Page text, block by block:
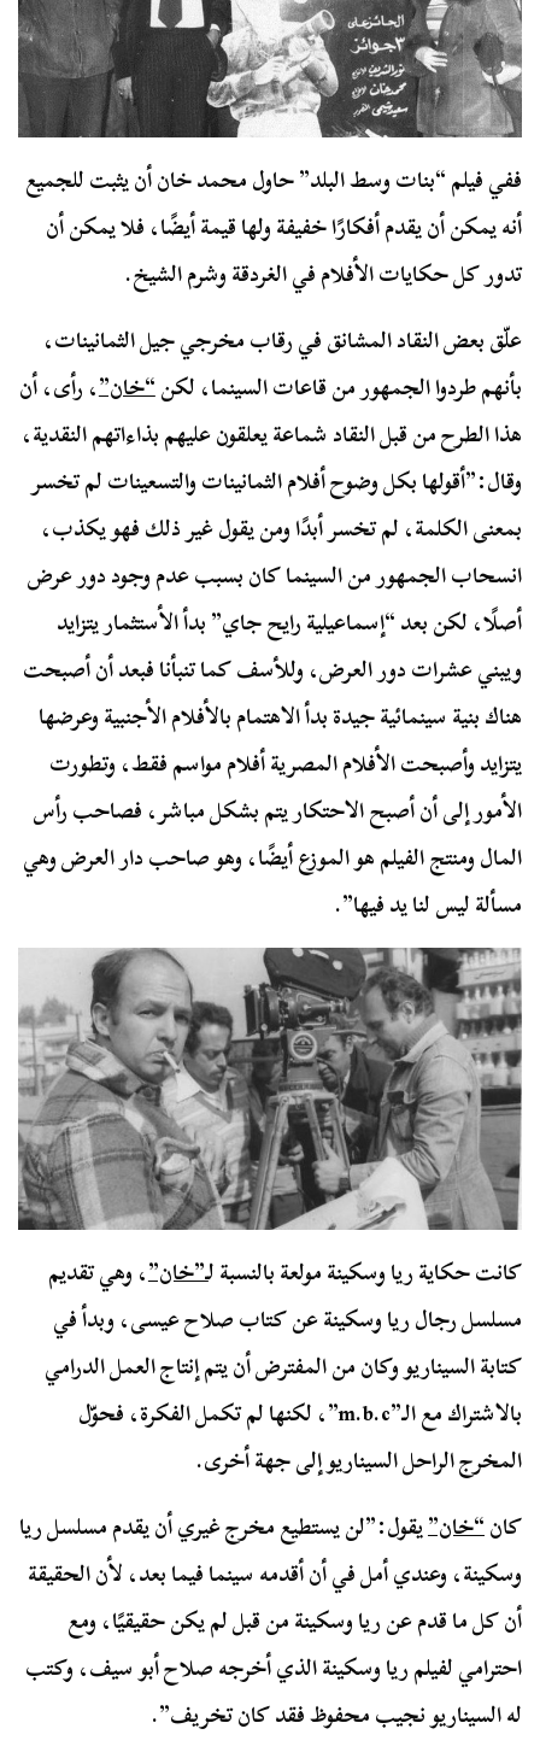
ففي فيلم “بنات وسط البلد” حاول محمد خان أن يثبت للجميع
أنه يمكن أن يقدم أفكارًا خفيفة ولها قيمة أيضًا، فلا يمكن أن
تدور كل حكايات الأفلام في الغردقة وشرم الشيخ.
علّق بعض النقاد المشانق في رقاب مخرجي جيل الثمانينات،
بأنهم طردوا الجمهور من قاعات السينما، لكن“خان”، رأى، أن
هذا الطرح من قبل النقاد شماعة يعلقون عليهم بذاءاتهم النقدية،
وقال:”أقولها بكل وضوح أفلام الثمانينات والتسعينات لم تخسر
بمعنى الكلمة، لم تخسر أبدًا ومن يقول غير ذلك فهو يكذب،
انسحاب الجمهور من السينما كان بسبب عدم وجود دور عرض
أصلًا، لكن بعد “إسماعيلية رايح جاي” بدأ الأستثمار يتزايد
ويبني عشرات دور العرض، وللأسف كما تنبأنا فبعد أن أصبحت
هناك بنية سينمائية جيدة بدأ الاهتمام بالأفلام الأجنبية وعرضها
يتزايد وأصبحت الأفلام المصرية أفلام مواسم فقط، وتطورت
الأمور إلى أن أصبح الاحتكار يتم بشكل مباشر، فصاحب رأس
المال ومنتج الفيلم هو الموزع أيضًا، وهو صاحب دار العرض وهي
مسألة ليس لنا يد فيها”.
كانت حكاية ريا وسكينة مولعة بالنسبة لـ”خان”، وهي تقديم
مسلسل رجال ريا وسكينة عن كتاب صلاح عيسى، وبدأ في
كتابة السيناريو وكان من المفترض أن يتم إنتاج العمل الدرامي
بالاشتراك مع الـ”m.b.c”، لكنها لم تكمل الفكرة، فحوّل
المخرج الراحل السيناريو إلى جهة أخرى.
كان“خان”يقول:”لن يستطيع مخرج غيري أن يقدم مسلسل ريا
وسكينة، وعندي أمل في أن أقدمه سينما فيما بعد، لأن الحقيقة
أن كل ما قدم عن ريا وسكينة من قبل لم يكن حقيقيًا، ومع
احترامي لفيلم ريا وسكينة الذي أخرجه صلاح أبو سيف، وكتب
له السيناريو نجيب محفوظ فقد كان تخريف”.